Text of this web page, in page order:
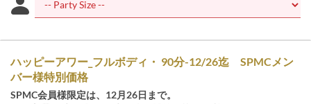
ハッピーアワー_フルボディ・ 90分-12/26迄 SPMCメン
バー様特別価格
SPMC会員様限定は、12月26日まで。